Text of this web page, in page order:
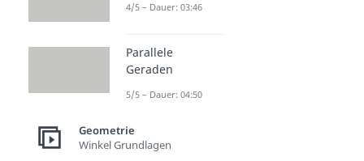
4/5 – Dauer: 03:46
Parallele
Geraden
5/5 – Dauer: 04:50
Geometrie
Winkel Grundlagen